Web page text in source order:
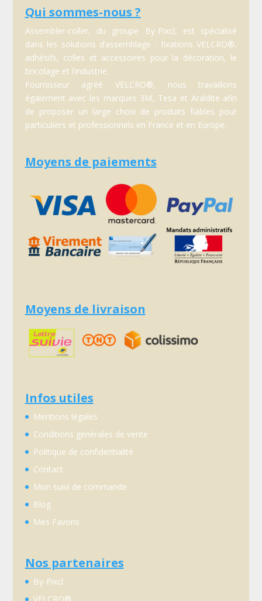
Qui sommes-nous ?
Assembler-coller, du groupe By-Pixcl, est spécialisé
dans les solutions d’assemblage : fixations VELCRO®,
adhésifs, colles et accessoires pour la décoration, le
bricolage et l’industrie.
Fournisseur agréé VELCRO®, nous travaillons
également avec les marques 3M, Tesa et Araldite afin
de proposer un large choix de produits fiables pour
particuliers et professionnels en France et en Europe.
Moyens de paiements
Moyens de livraison
Infos utiles
Mentions légales
Conditions genérales de vente
Politique de confidentialité
Contact
Mon suivi de commande
Blog
Mes Favoris
Nos partenaires
By-Pixcl